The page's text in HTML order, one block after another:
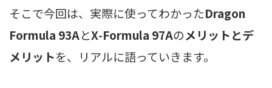
そこで今回は、実際に使ってわかったDragon
Formula 93AとX‑Formula 97Aのメリットとデ
メリットを、リアルに語っていきます。